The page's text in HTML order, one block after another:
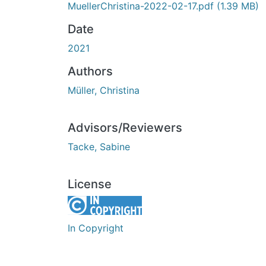
MuellerChristina-2022-02-17.pdf (1.39 MB)
Date
2021
Authors
Müller, Christina
Advisors/Reviewers
Tacke, Sabine
License
In Copyright